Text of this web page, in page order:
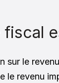
sur le
le revenu